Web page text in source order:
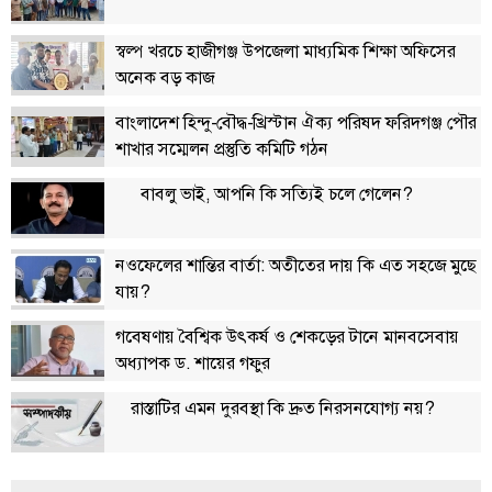
বিতর্কায়ন
নারীকণ্ঠ
চাঁদপুর
কণ্ঠের
প্রতিষ্ঠাবার্ষিকী
ছবি
ভিডিও
আর্কাইভ
পুরানো
আর্কাইভ
স্বল্প খরচে হাজীগঞ্জ উপজেলা মাধ্যমিক শিক্ষা অফিসের
অনেক বড় কাজ
বাংলাদেশ হিন্দু-বৌদ্ধ-খ্রিস্টান ঐক্য পরিষদ ফরিদগঞ্জ পৌর
শাখার সম্মেলন প্রস্তুতি কমিটি গঠন
বাবলু ভাই, আপনি কি সত্যিই চলে গেলেন?
নওফেলের শান্তির বার্তা: অতীতের দায় কি এত সহজে মুছে
যায়?
গবেষণায় বৈশ্বিক উৎকর্ষ ও শেকড়ের টানে মানবসেবায়
অধ্যাপক ড. শায়ের গফুর
রাস্তাটির এমন দুরবস্থা কি দ্রুত নিরসনযোগ্য নয়?